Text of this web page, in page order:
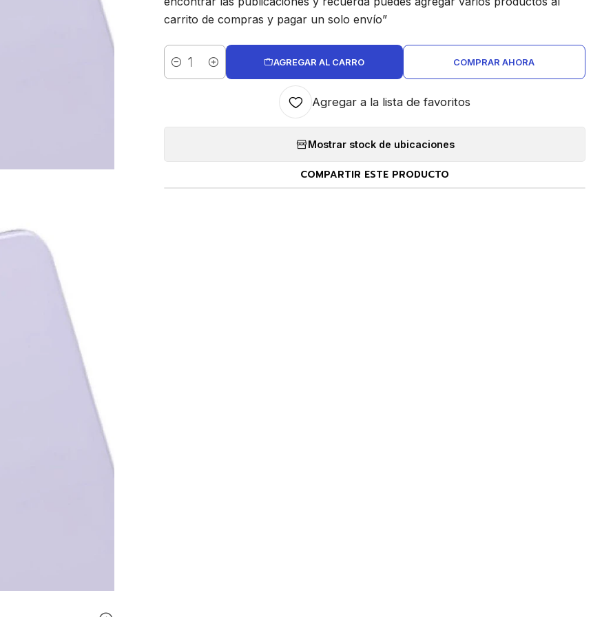
carrito de compras y pagar un solo envío”
Cantidad
AGREGAR AL CARRO COMPRAR AHORA
Agregar a la lista de favoritos
Mostrar stock de ubicaciones
COMPARTIR ESTE PRODUCTO